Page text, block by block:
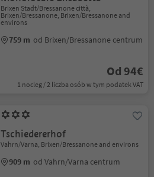
Brixen Stadt/Bressanone città,
Brixen/Bressanone, Brixen/Bressanone and
environs
759 m od Brixen/Bressanone centrum
Od 94€
1 nocleg / 2 liczba osób w tym podatek VAT
Tschiedererhof
Vahrn/Varna, Brixen/Bressanone and environs
909 m od Vahrn/Varna centrum